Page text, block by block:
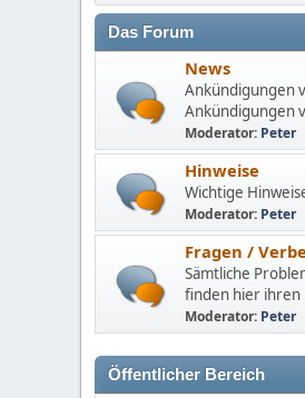
Das Forum
News
Ankündigungen
Ankündigungen
Moderator: Peter
Hinweise
Wichtige
Moderator: Peter
Fragen /
Sämtliche
finden hier ihren
Moderator: Peter
Öffentlicher Bereich